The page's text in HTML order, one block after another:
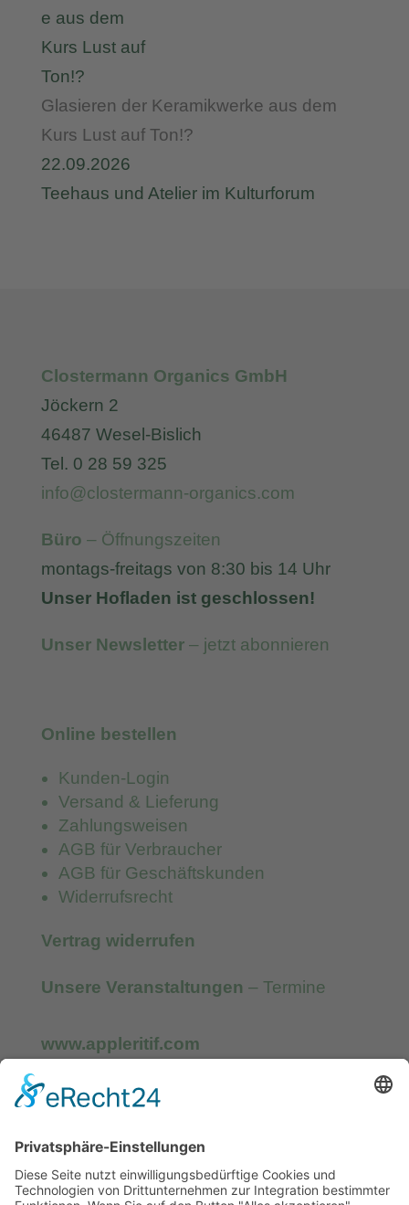
Glasieren der Keramikwerke aus dem
Kurs Lust auf Ton!?
22.09.2026
Teehaus und Atelier im Kulturforum
Clostermann Organics GmbH
Jöckern 2
46487 Wesel-Bislich
Tel. 0 28 59 325
info@clostermann-organics.com
Büro – Öffnungszeiten
montags-freitags von 8:30 bis 14 Uhr
Unser Hofladen ist geschlossen!
Unser Newsletter– jetzt abonnieren
Online bestellen
Kunden-Login
Versand & Lieferung
Zahlungsweisen
AGB für Verbraucher
AGB für Geschäftskunden
Widerrufsrecht
Vertrag widerrufen
Unsere Veranstaltungen – Termine
www.appleritif.com